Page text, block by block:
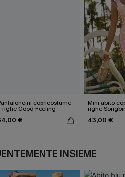
copricostume
righe Good Feeling
€
Mini abito
righe
43,00 €
INSIEME